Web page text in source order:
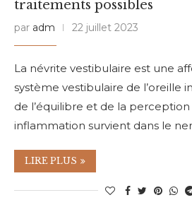
traitements possibles
par adm 22 juillet 2023
La névrite vestibulaire est une
système vestibulaire de l’oreille
de l’équilibre et de la perception
inflammation survient dans le
LIRE PLUS